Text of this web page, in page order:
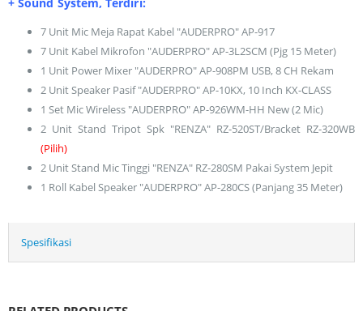
7 Unit Mic Meja Rapat Kabel "AUDERPRO" AP-917
7 Unit Kabel Mikrofon "AUDERPRO" AP-3L2SCM (Pjg 15 Meter)
1 Unit Power Mixer "AUDERPRO" AP-908PM USB, 8 CH Rekam
2 Unit Speaker Pasif "AUDERPRO" AP-10KX, 10 Inch KX-CLASS
1 Set Mic Wireless "AUDERPRO" AP-926WM-HH New (2 Mic)
2 Unit Stand Tripot Spk "RENZA" RZ-520ST/Bracket RZ-320WB
(Pilih)
2 Unit Stand Mic Tinggi "RENZA" RZ-280SM Pakai System Jepit
1 Roll Kabel Speaker "AUDERPRO" AP-280CS (Panjang 35 Meter)
Spesifikasi